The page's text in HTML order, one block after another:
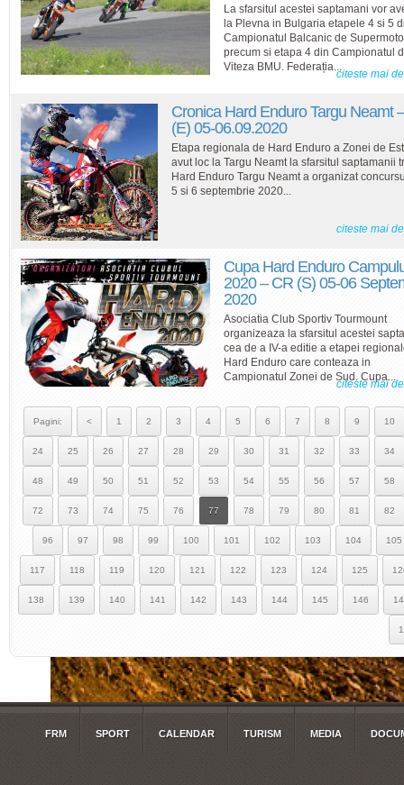
La sfarsitul acestei saptamani vor
la Plevna in Bulgaria etapele 4 si 5
Campionatul Balcanic de
precum si etapa 4 din Campionatul
Viteza BMU. Federația...
citeste mai
Cronica Hard Enduro Targu Neamt
(E) 05-06.09.2020
Etapa regionala de Hard Enduro a Zonei de
avut loc la Targu Neamt la sfarsitul saptamanii
Hard Enduro Targu Neamt a organizat
5 si 6 septembrie 2020...
citeste mai
Cupa Hard Enduro
2020 – CR (S) 05-06
2020
Asociatia Club Sportiv Tourmount
organizeaza la sfarsitul acestei
cea de a IV-a editie a etapei
Hard Enduro care conteaza in
Campionatul Zonei de Sud. Cupa...
citeste mai
Pagini: < 1 2 3 4 5 6 7 8 9 10
24 25 26 27 28 29 30 31 32 33 34
48 49 50 51 52 53 54 55 56 57 58
72 73 74 75 76 77 78 79 80 81 82
96 97 98 99 100 101 102 103 104 105
117 118 119 120 121 122 123 124 125
138 139 140 141 142 143 144 145 146
FRM SPORT CALENDAR TURISM MEDIA